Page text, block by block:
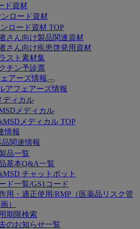
ド資材
ンロード資材
ロード資材 TOP
さん向け製品関連資材
さん向け疾患啓発用資材
スト素材集
チン予診票
アーズ情報
Open
submenu
アフェアーズ情報
ディカル
メディカル
メディカル TOP
情報
品関連情報
品一覧
基本Q&A一覧
チャットボット
ド一覧/GS1コード
用・適正使用/RMP（医薬品リスク管
）
期限検索
のお知らせ一覧